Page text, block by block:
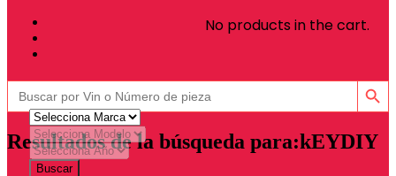
No products in the cart.
Buscar: Botón de
Resultados de la búsqueda para:kEYDIY
Buscar